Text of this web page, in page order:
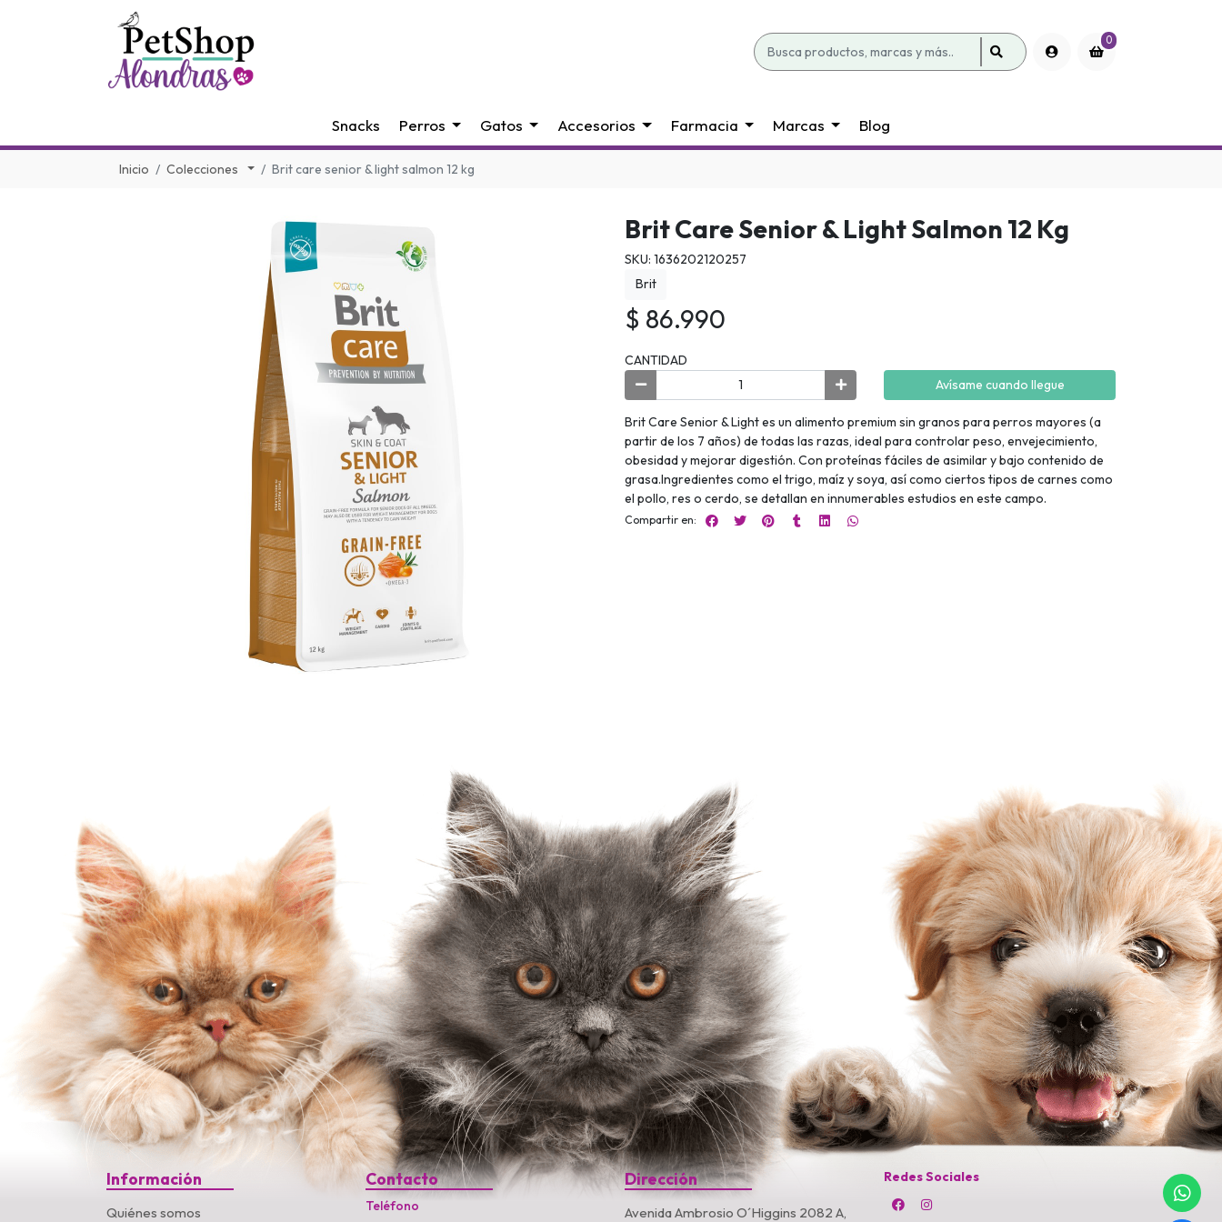
0
Snacks Perros Gatos Accesorios Farmacia Marcas Blog
Inicio Colecciones Brit care senior & light salmon 12 kg
Brit Care Senior & Light Salmon 12 Kg
SKU: 1636202120257
Brit
$ 86.990
CANTIDAD
Avísame cuando llegue
Brit Care Senior & Light es un alimento premium sin granos para perros mayores (a
partir de los 7 años) de todas las razas, ideal para controlar peso, envejecimiento,
obesidad y mejorar digestión. Con proteínas fáciles de asimilar y bajo contenido de
grasa.Ingredientes como el trigo, maíz y soya, así como ciertos tipos de carnes como
el pollo, res o cerdo, se detallan en innumerables estudios en este campo.
Compartir en:
Información
Quiénes somos
Contacto
Teléfono
Dirección
Avenida Ambrosio O´Higgins 2082 A,
Redes Sociales